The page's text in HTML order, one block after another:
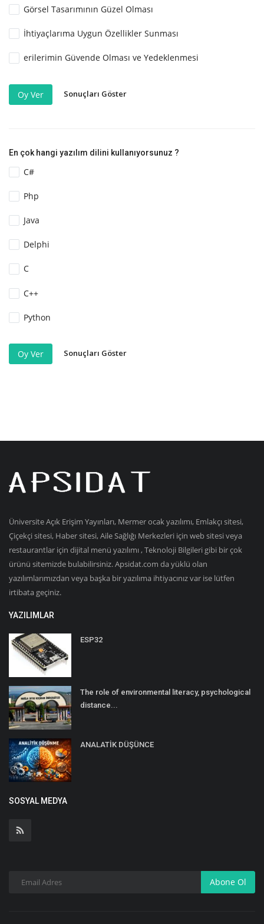
Görsel Tasarımının Güzel Olması
İhtiyaçlarıma Uygun Özellikler Sunması
erilerimin Güvende Olması ve Yedeklenmesi
Oy Ver Sonuçları Göster
En çok hangi yazılım dilini kullanıyorsunuz ?
C#
Php
Java
Delphi
C
C++
Python
Oy Ver Sonuçları Göster
Üniversite Açık Erişim Yayınları, Mermer ocak yazılımı, Emlakçı sitesi,
Çiçekçi sitesi, Haber sitesi, Aile Sağlığı Merkezleri için web sitesi veya
restaurantlar için dijital menü yazılımı , Teknoloji Bilgileri gibi bir çok
ürünü sitemizde bulabilirsiniz. Apsidat.com da yüklü olan
yazılımlarımızdan veya başka bir yazılıma ihtiyacınız var ise lütfen
irtibata geçiniz.
YAZILIMLAR
ESP32
The role of environmental literacy, psychological
distance...
ANALATİK DÜŞÜNCE
SOSYAL MEDYA
Abone Ol